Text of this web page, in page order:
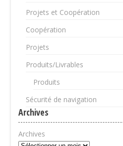
Projets et Coopération
Coopération
Projets
Produits/Livrables
Produits
Sécurité de navigation
Archives
Archives